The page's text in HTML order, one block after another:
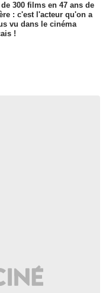
300 films en 47 ans de
: c'est l'acteur qu'on a
vu dans le cinéma
!